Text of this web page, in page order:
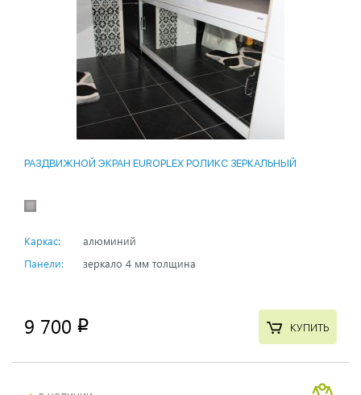
РАЗДВИЖНОЙ ЭКРАН EUROPLEX РОЛИКС ЗЕРКАЛЬНЫЙ
Каркас:
алюминий
Панели:
зеркало 4 мм толщина
9 700 p КУПИТЬ